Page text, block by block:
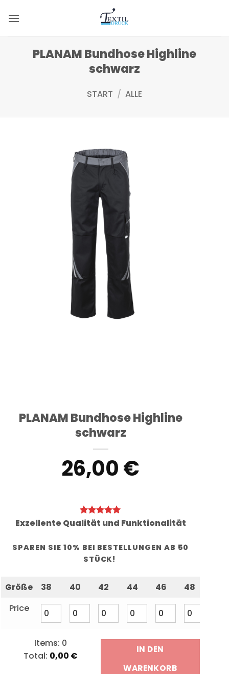
Inhalt
PLANAM Bundhose Highline
schwarz
START / ALLE
PLANAM Bundhose Highline
schwarz
26,00€
Exzellente Qualität und Funktionalität
SPAREN SIE 10% BEI BESTELLUNGEN AB 50
STÜCK!
Größe 38 40 42 44 46 48
Price
Items: 0
Total: 0,00 €
IN DEN
WARENKORB